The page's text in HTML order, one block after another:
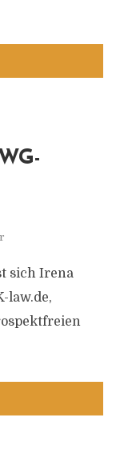
sich Irena
law.de,